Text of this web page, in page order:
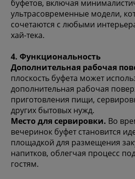
буфетов, включая
ультрасовременные модели,
сочетаются с любыми
хай-тека.
4. Функциональность
Дополнительная рабочая
плоскость буфета может
дополнительная рабочая
приготовления пищи,
других бытовых нужд.
Место для сервировки. Во
вечеринок буфет становится
площадкой для размещения
напитков, облегчая процесс
гостям.